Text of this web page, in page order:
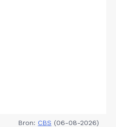
Bron: CBS (06-08-2026)